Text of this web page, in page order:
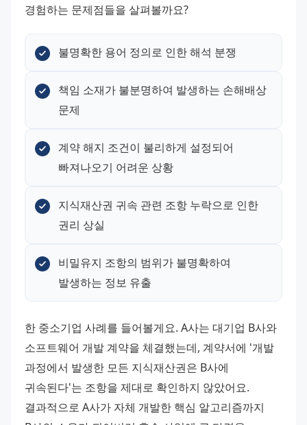
경험하는 문제점들을 살펴볼까요?
불명확한 용어 정의로 인한 해석 분쟁
책임 소재가 불분명하여 발생하는 손해배상
문제
계약 해지 조건이 불리하게 설정되어
빠져나오기 어려운 상황
지식재산권 귀속 관련 조항 누락으로 인한
권리 상실
비밀유지 조항의 범위가 불명확하여
발생하는 정보 유출
한 중소기업 사례를 들어볼게요. A사는 대기업 B사와
소프트웨어 개발 계약을 체결했는데, 계약서에 '개발
과정에서 발생한 모든 지식재산권은 B사에
귀속된다'는 조항을 제대로 확인하지 않았어요.
결과적으로 A사가 자체 개발한 핵심 알고리즘까지